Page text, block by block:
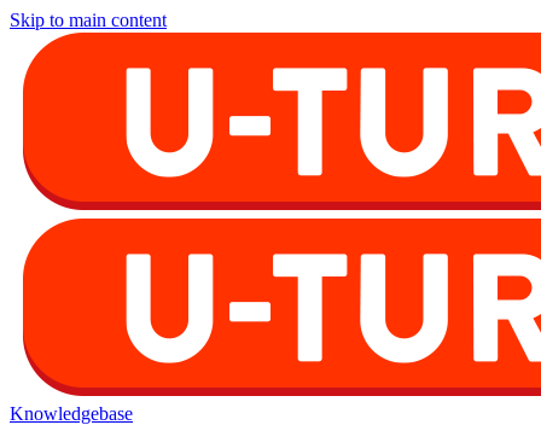
Skip to main content
Knowledgebase